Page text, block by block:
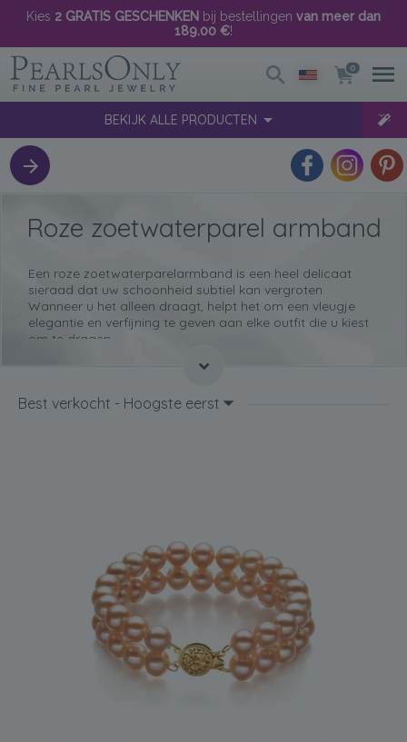
Kies 2 GRATIS GESCHENKEN bij bestellingen van meer dan
189.00 €!
0
BEKIJK ALLE PRODUCTEN
Roze zoetwaterparel armband
Een roze zoetwaterparelarmband is een heel delicaat
sieraad dat uw schoonheid subtiel kan vergroten.
Wanneer u het alleen draagt, helpt het om een ​​vleugje
elegantie en verfijning te geven aan elke outfit die u kiest
om te dragen.
Wij helpen u graag bij het bepalen welke armband uit
Stijl
Een heel eenvoudig ogend sieraad dat u de makkelijkste
manier biedt om parels in uw garderobe op te nemen. De
armbanden die zijn gemaakt van 6-7mm parels zijn de
perfecte accessoires om te dragen met meer casual
kleding, terwijl de armbanden die grotere parels bevatten,
kunnen worden gedragen naar meer formele
evenementen of zakelijke bijeenkomsten. We hebben
enkelstrengs armbanden in onze collectie die AAAA-
Best verkocht - Hoogste eerst